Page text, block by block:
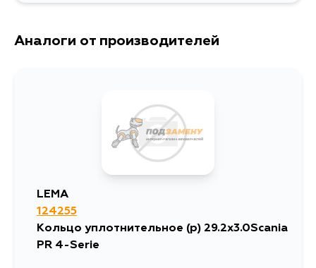
Аналоги от производителей
LEMA
124255
Кольцо уплотнительное (р) 29.2x3.0Scania
PR 4-Serie